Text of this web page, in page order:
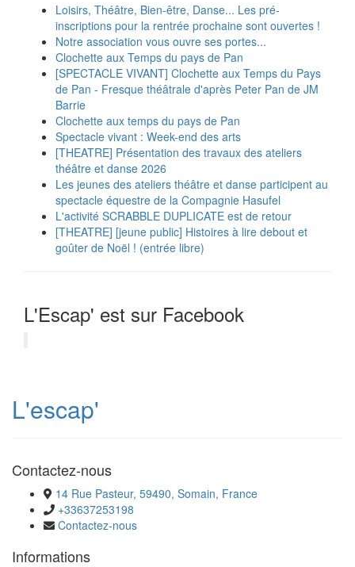
Loisirs, Théâtre, Bien-être, Danse... Les pré-
inscriptions pour la rentrée prochaine sont ouvertes !
Notre association vous ouvre ses portes...
Clochette aux Temps du pays de Pan
[SPECTACLE VIVANT] Clochette aux Temps du Pays
de Pan - Fresque théâtrale d'après Peter Pan de JM
Barrie
Clochette aux temps du pays de Pan
Spectacle vivant : Week-end des arts
[THEATRE] Présentation des travaux des ateliers
théâtre et danse 2026
Les jeunes des ateliers théâtre et danse participent au
spectacle équestre de la Compagnie Hasufel
L'activité SCRABBLE DUPLICATE est de retour
[THEATRE] [jeune public] Histoires à lire debout et
goûter de Noël ! (entrée libre)
L'Escap' est sur Facebook
L'escap'
Contactez-nous
14 Rue Pasteur, 59490, Somain, France
+33637253198
Contactez-nous
Informations